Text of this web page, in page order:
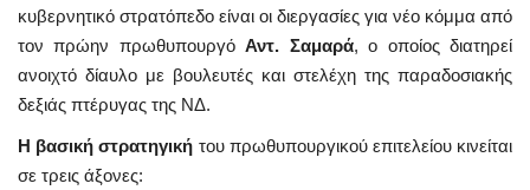
κυβερνητικό στρατόπεδο είναι οι διεργασίες για νέο κόμμα από
τον πρώην πρωθυπουργόΑντ. Σαμαρά, ο οποίος διατηρεί
ανοιχτό δίαυλο με βουλευτές και στελέχη της παραδοσιακής
δεξιάς πτέρυγας της ΝΔ.
Η βασική στρατηγική του πρωθυπουργικού επιτελείου κινείται
σε τρεις άξονες: